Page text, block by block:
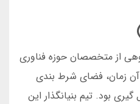
در سال 1395 با گروهی از متخصصان حوزه فناوری
زمان، فضای شرط بندی
بود. تیم بنیانگذار این